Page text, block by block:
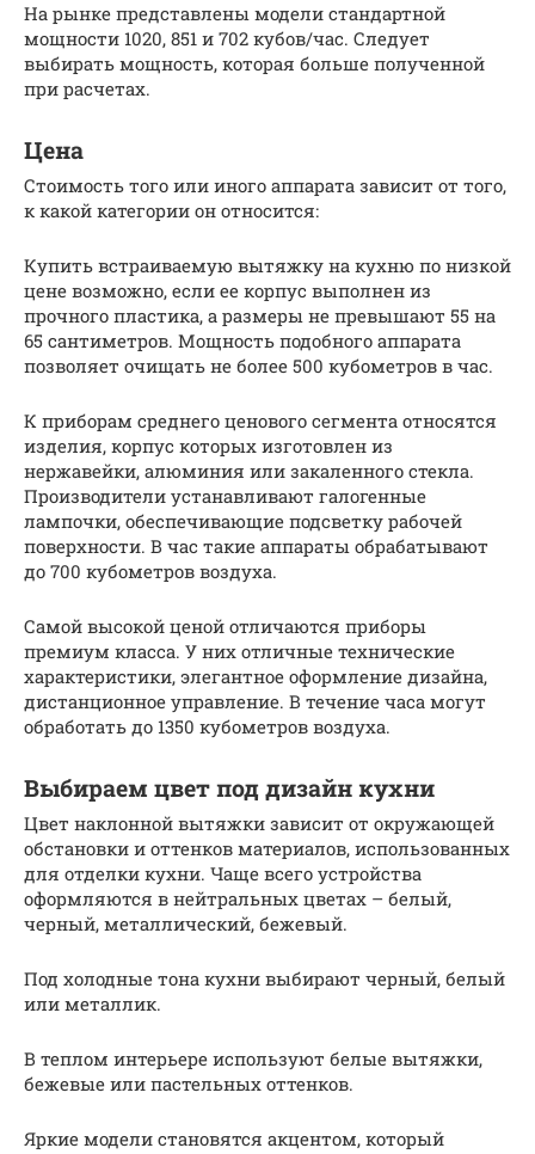
На рынке представлены модели стандартной
мощности 1020, 851 и 702 кубов/час. Следует
выбирать мощность, которая больше полученной
при расчетах.
Цена
Стоимость того или иного аппарата зависит от того,
к какой категории он относится:
Купить встраиваемую вытяжку на кухню по низкой
цене возможно, если ее корпус выполнен из
прочного пластика, а размеры не превышают 55 на
65 сантиметров. Мощность подобного аппарата
позволяет очищать не более 500 кубометров в час.
К приборам среднего ценового сегмента относятся
изделия, корпус которых изготовлен из
нержавейки, алюминия или закаленного стекла.
Производители устанавливают галогенные
лампочки, обеспечивающие подсветку рабочей
поверхности. В час такие аппараты обрабатывают
до 700 кубометров воздуха.
Самой высокой ценой отличаются приборы
премиум класса. У них отличные технические
характеристики, элегантное оформление дизайна,
дистанционное управление. В течение часа могут
обработать до 1350 кубометров воздуха.
Выбираем цвет под дизайн кухни
Цвет наклонной вытяжки зависит от окружающей
обстановки и оттенков материалов, использованных
для отделки кухни. Чаще всего устройства
оформляются в нейтральных цветах – белый,
черный, металлический, бежевый.
Под холодные тона кухни выбирают черный, белый
или металлик.
В теплом интерьере используют белые вытяжки,
бежевые или пастельных оттенков.
Яркие модели становятся акцентом, который